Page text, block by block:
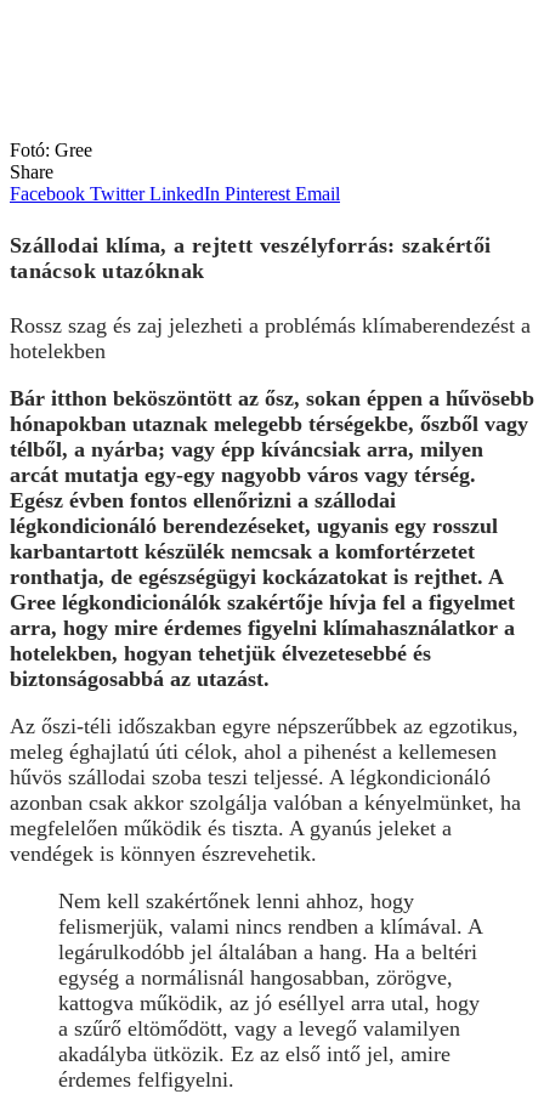
Fotó: Gree
Share
Facebook Twitter LinkedIn Pinterest Email
Szállodai klíma, a rejtett veszélyforrás: szakértői
tanácsok utazóknak
Rossz szag és zaj jelezheti a problémás klímaberendezést a
hotelekben
Bár itthon beköszöntött az ősz, sokan éppen a hűvösebb
hónapokban utaznak melegebb térségekbe, őszből vagy
télből, a nyárba; vagy épp kíváncsiak arra, milyen
arcát mutatja egy-egy nagyobb város vagy térség.
Egész évben fontos ellenőrizni a szállodai
légkondicionáló berendezéseket, ugyanis egy rosszul
karbantartott készülék nemcsak a komfortérzetet
ronthatja, de egészségügyi kockázatokat is rejthet. A
Gree légkondicionálók szakértője hívja fel a figyelmet
arra, hogy mire érdemes figyelni klímahasználatkor a
hotelekben, hogyan tehetjük élvezetesebbé és
biztonságosabbá az utazást.
Az őszi-téli időszakban egyre népszerűbbek az egzotikus,
meleg éghajlatú úti célok, ahol a pihenést a kellemesen
hűvös szállodai szoba teszi teljessé. A légkondicionáló
azonban csak akkor szolgálja valóban a kényelmünket, ha
megfelelően működik és tiszta. A gyanús jeleket a
vendégek is könnyen észrevehetik.
Nem kell szakértőnek lenni ahhoz, hogy
felismerjük, valami nincs rendben a klímával. A
legárulkodóbb jel általában a hang. Ha a beltéri
egység a normálisnál hangosabban, zörögve,
kattogva működik, az jó eséllyel arra utal, hogy
a szűrő eltömődött, vagy a levegő valamilyen
akadályba ütközik. Ez az első intő jel, amire
érdemes felfigyelni.